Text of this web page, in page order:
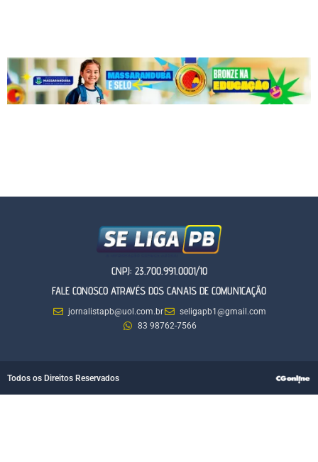
CNPJ: 23.700.991.0001/10
FALE CONOSCO ATRAVÉS DOS CANAIS DE COMUNICAÇÃO
jornalistapb@uol.com.br
seligapb1@gmail.com
83 98762-7566
Todos os Direitos Reservados